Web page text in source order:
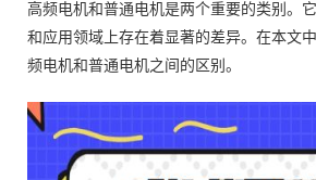
高频电机和普通电机是两个重要的类别。
和应用领域上存在着显著的差异。在本文
频电机和普通电机之间的区别。